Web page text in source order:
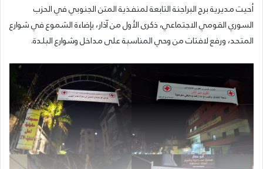
أحيت مديرية برج البراجنة التابعة لمنفذية المتن الجنوبي في الحزب
السوري القومي الاجتماعي، ذكرى الأول من آذار، بإضاءة الشموع في شوارع
المتحد، ورفع لافتات من وحي المناسبة على مداخل وشوارع البلدة.